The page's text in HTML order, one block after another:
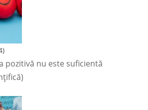
pozitivă nu este suficientă